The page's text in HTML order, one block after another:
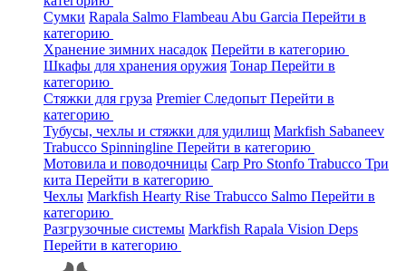
Сумки Rapala Salmo Flambeau Abu Garcia Перейти в
категорию
Хранение зимних насадок Перейти в категорию
Шкафы для хранения оружия Тонар Перейти в
категорию
Стяжки для груза PremierСледопыт Перейти в
категорию
Тубусы, чехлы и стяжки для удилищ Markfish Sabaneev
Trabucco Spinningline Перейти в категорию
Мотовила и поводочницы Carp Pro Stonfo Trabucco Три
кита Перейти в категорию
Чехлы Markfish Hearty Rise Trabucco Salmo Перейти в
категорию
Разгрузочные системы Markfish Rapala Vision Deps
Перейти в категорию